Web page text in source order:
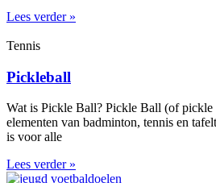
Lees verder »
Tennis
Pickleball
Wat is Pickle Ball? Pickle Ball (of pickle
elementen van badminton, tennis en
is voor alle
Lees verder »